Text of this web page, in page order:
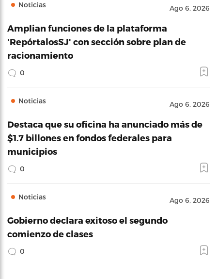
Noticias Ago 6, 2026
Amplian funciones de la plataforma
'RepórtalosSJ' con sección sobre plan de
racionamiento
0
Noticias Ago 6, 2026
Destaca que su oficina ha anunciado más de
$1.7 billones en fondos federales para
municipios
0
Noticias Ago 6, 2026
Gobierno declara exitoso el segundo
comienzo de clases
0